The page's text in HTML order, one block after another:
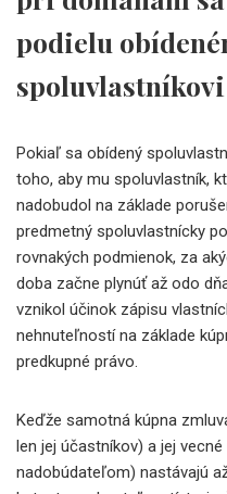
podielu
spoluvlastníkovi
Pokiaľ sa obídený
toho, aby mu spoluvlastník,
nadobudol na základe
predmetný spoluvlastnícky
rovnakých podmienok, za
doba začne plynúť až odo
vznikol účinok zápisu
nehnuteľností na základe
predkupné právo.
Keďže samotná kúpna
len jej účastníkov) a jej
nadobúdateľom) nastávajú